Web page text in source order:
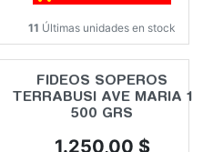
11 Últimas unidades en stock
FIDEOS SOPEROS
TERRABUSI AVE MARIA 1
500 GRS
Precio
1.250,00 $